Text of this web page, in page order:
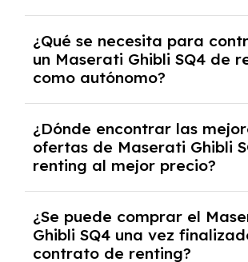
documentación financiera y, en
casos, un informe de solvencia
y un pago inicial.
¿Qué se necesita para
un Maserati Ghibli SQ4 de
como autónomo?
autónomos, justificante de
algunos casos, un informe fiscal
inicial.
¿Dónde encontrar las
ofertas de Maserati Ghibli
renting al mejor precio?
mejores ofertas de vehículos de
todos los gastos incluidos y sin
entradas.
¿Se puede comprar el
Ghibli SQ4 una vez
contrato de renting?